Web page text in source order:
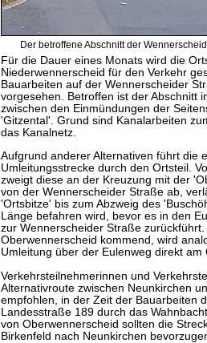
Der betroffene Abschnitt der
Für die Dauer eines Monats wird die
Niederwennerscheid für den Verkehr
Bauarbeiten auf der Wennerscheider
vorgesehen. Betroffen ist der Abschnitt
zwischen den Einmündungen der
'Gitzental'. Grund sind Kanalarbeiten
das Kanalnetz.
Aufgrund anderer Alternativen führt die
Umleitungsstrecke durch den Ortsteil.
zweigt diese an der Kreuzung mit der
von der Wennerscheider Straße ab,
'Ortsbitze' bis zum Abzweig des
Länge befahren wird, bevor es in den
zur Wennerscheider Straße
Oberwennerscheid kommend, wird
Umleitung über der Eulenweg direkt
Verkehrsteilnehmerinnen und
Alternativroute zwischen Neunkirchen
empfohlen, in der Zeit der Bauarbeiten
Landesstraße 189 durch das
von Oberwennerscheid sollten die
Birkenfeld nach Neunkirchen